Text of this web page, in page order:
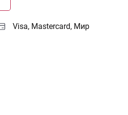
Visa, Mastercard, Мир